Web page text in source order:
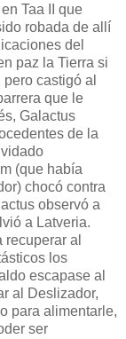
Taa II que
robada de allí
del
paz la Tierra si
castigó al
que le
Galactus
de la
(que había
chocó contra
observó a
a Latveria.
al
los
escapase al
al Deslizador,
para alimentarle,
ser